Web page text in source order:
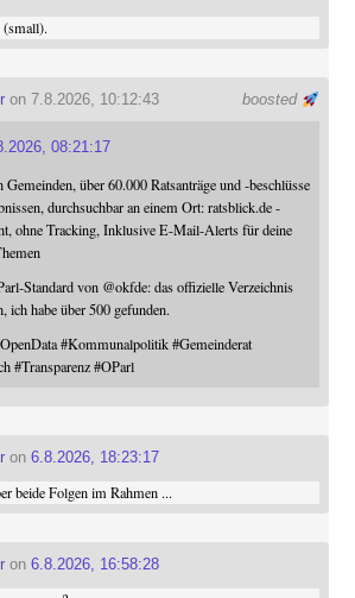
boosted
on 7.8.2026, 10:12:43
08:21:17
über 60.000 Ratsanträge und -beschlüsse
durchsuchbar an einem Ort: ratsblick.de -
ohne Tracking, Inklusive E-Mail-Alerts für deine
Standard von @okfde: das offizielle Verzeichnis
ich habe über 500 gefunden.
OpenData #Kommunalpolitik #Gemeinderat
#Transparenz #OParl
on 6.8.2026, 18:23:17
beide Folgen im Rahmen ...
on 6.8.2026, 16:58:28